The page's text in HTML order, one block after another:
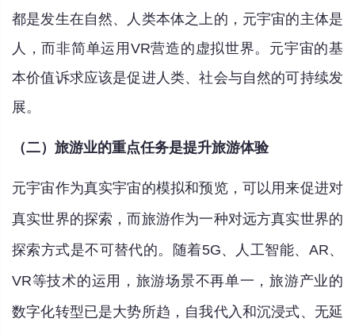
都是发生在自然、人类本体之上的，元宇宙的主体是
人，而非简单运用VR营造的虚拟世界。元宇宙的基
本价值诉求应该是促进人类、社会与自然的可持续发
展。
（二）旅游业的重点任务是提升旅游体验
元宇宙作为真实宇宙的模拟和预览，可以用来促进对
真实世界的探索，而旅游作为一种对远方真实世界的
探索方式是不可替代的。随着5G、人工智能、AR、
VR等技术的运用，旅游场景不再单一，旅游产业的
数字化转型已是大势所趋，自我代入和沉浸式、无延